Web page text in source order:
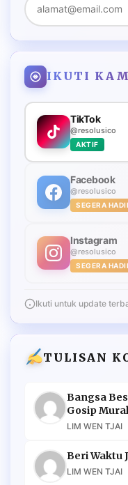
IKUTI
TikTok
@resolusico
AKTIF
Facebook
@resolusico
SEGERA
Instagram
@resolusico
SEGERA
Ikuti untuk update
TULISAN
Bangsa
Gosip
LIM WEN TJAI
Beri Waktu
LIM WEN TJAI